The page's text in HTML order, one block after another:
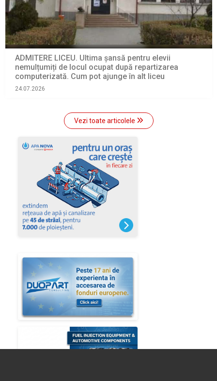
ADMITERE LICEU. Ultima șansă pentru elevii
nemulțumiți de locul ocupat după repartizarea
computerizată. Cum pot ajunge în alt liceu
24.07.2026
Vezi toate articolele